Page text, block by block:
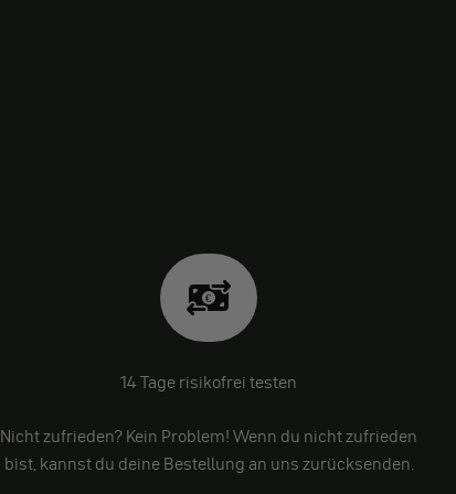
14 Tage risikofrei testen
Nicht zufrieden? Kein Problem! Wenn du nicht zufrieden
bist, kannst du deine Bestellung an uns zurücksenden.